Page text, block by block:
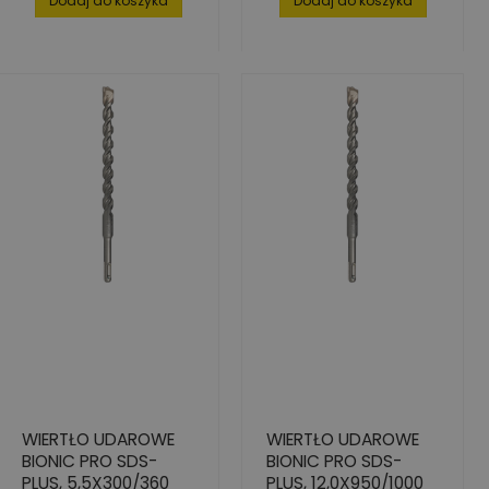
WIERTŁO UDAROWE
BIONIC PRO SDS-
PLUS, 5,5X300/360
WIERTŁO UDAROWE
BIONIC PRO SDS-
PLUS, 12,0X950/1000